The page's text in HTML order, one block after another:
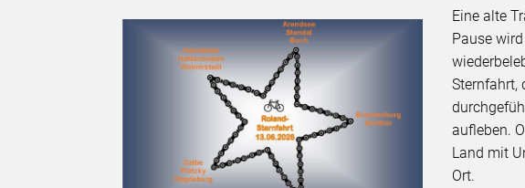
Eine alte
Pause
Sternfahrt,
aufleben.
Land mit
Ort.